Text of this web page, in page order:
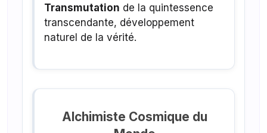
Transmutation de la quintessence
transcendante, développement
naturel de la vérité.
Alchimiste Cosmique du